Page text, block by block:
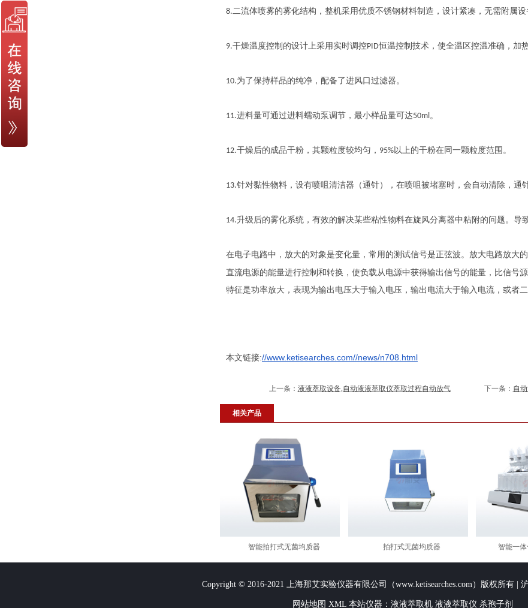
8.二流体喷雾的雾化结构，整机采用优质不锈钢材料制造，设计紧凑，无需附属设
9.干燥温度控制的设计上采用实时调控PID恒温控制技术，使全温区控温准确，加
10.为了保持样品的纯净，配备了进风口过滤器。
11.进料量可通过进料蠕动泵调节，最小样品量可达50ml。
12.干燥后的成品干粉，其颗粒度较均匀， 95%以上的干粉在同一颗粒度范围。
13.针对黏性物料，设有喷咀清洁器（通针），在喷咀被堵塞时，会自动清除，通
14.升级后的雾化系统，有效的解决某些粘性物料在旋风分离器中粘附的问题。导
在电子电路中，放大的对象是变化量，常用的测试信号是正弦波。放大电路放大
直流电源的能量进行控制和转换，使负载从电源中获得输出信号的能量，比信号
特征是功率放大，表现为输出电压大于输入电压，输出电流大于输入电流，或者二
本文链接://www.ketisearches.com//news/n708.html
上一条： 液液萃取设备,自动液液萃取仪萃取过程自动放气 下一条： 自
相关产品
智能拍打式无菌均质器 拍打式无菌均质器 智能一
Copyright © 2016-2021 上海那艾实验仪器有限公司（www.ketisearches.com）版权所有 |
网站地图 XML 本站仪器： 液液萃取机 液液萃取仪 杀孢子剂